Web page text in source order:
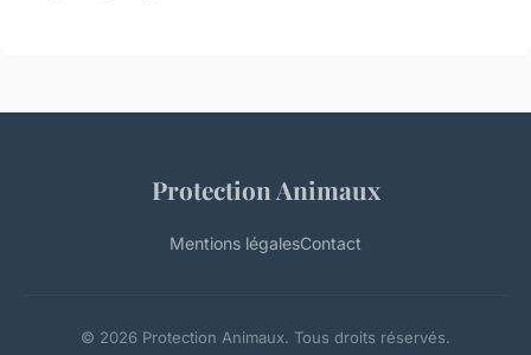
Protection Animaux
Mentions légalesContact
© 2026 Protection Animaux. Tous droits réservés.